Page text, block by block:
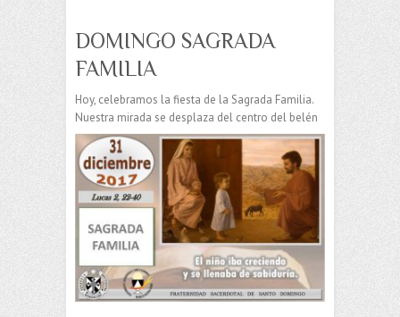
DOMINGO SAGRADA
FAMILIA
Hoy, celebramos la fiesta de la Sagrada Familia.
Nuestra mirada se desplaza del centro del belén